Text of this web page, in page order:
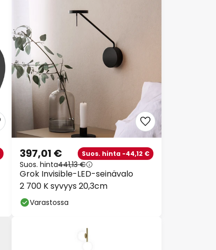
Grok Invisible-LED-seinävalo
2 700 K syvyys 20,3cm
397,01 € Suos. hinta -44,12 €
Suos. hinta441,13 €
Varastossa